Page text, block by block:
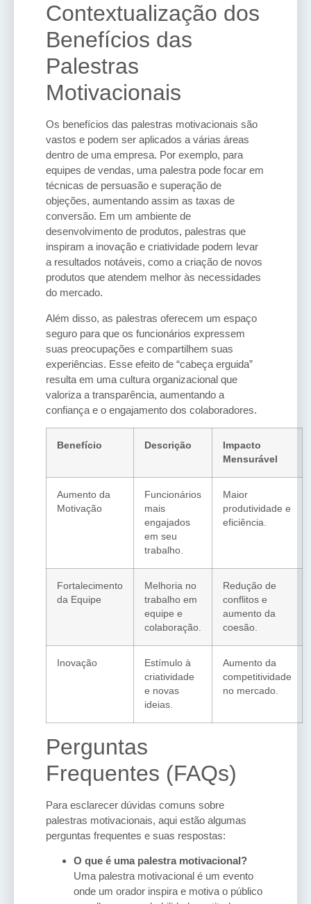
Contextualização dos
Benefícios das
Palestras
Motivacionais
Os benefícios das palestras motivacionais são
vastos e podem ser aplicados a várias áreas
dentro de uma empresa. Por exemplo, para
equipes de vendas, uma palestra pode focar em
técnicas de persuasão e superação de
objeções, aumentando assim as taxas de
conversão. Em um ambiente de
desenvolvimento de produtos, palestras que
inspiram a inovação e criatividade podem levar
a resultados notáveis, como a criação de novos
produtos que atendem melhor às necessidades
do mercado.
Além disso, as palestras oferecem um espaço
seguro para que os funcionários expressem
suas preocupações e compartilhem suas
experiências. Esse efeito de “cabeça erguida”
resulta em uma cultura organizacional que
valoriza a transparência, aumentando a
confiança e o engajamento dos colaboradores.
Benefício Descrição
Impacto
Mensurável
Aumento da
Motivação
Funcionários
mais
engajados
em seu
trabalho.
Maior
produtividade e
eficiência.
Fortalecimento
da Equipe
Melhoria no
trabalho em
equipe e
colaboração.
Redução de
conflitos e
aumento da
coesão.
Inovação
Estímulo à
criatividade
e novas
ideias.
Aumento da
competitividade
no mercado.
Perguntas
Frequentes (FAQs)
Para esclarecer dúvidas comuns sobre
palestras motivacionais, aqui estão algumas
perguntas frequentes e suas respostas:
O que é uma palestra motivacional?
Uma palestra motivacional é um evento
onde um orador inspira e motiva o público